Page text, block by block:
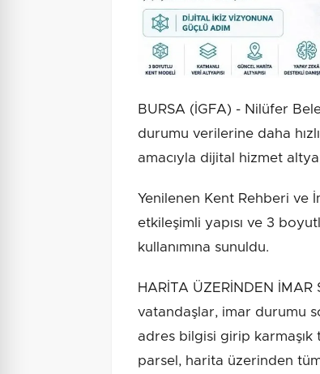
BURSA (İGFA) - Nilüfer
durumu verilerine daha
amacıyla dijital hizmet
Yenilenen Kent Rehberi ve
etkileşimli yapısı ve 3
kullanımına sunuldu.
HARİTA ÜZERİNDEN
vatandaşlar, imar durumu
adres bilgisi girip karmaşık
parsel, harita üzerinden